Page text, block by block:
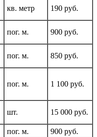
кв. метр 190 руб.
пог. м. 900 руб.
пог. м. 850 руб.
пог. м. 1 100 руб.
шт. 15 000 руб.
пог. м.
900 руб.